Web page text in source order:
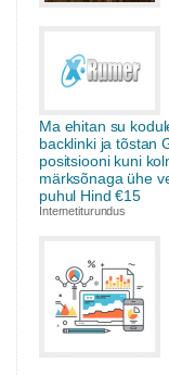
Ma ehitan su
backlinki ja tõstan
positsiooni kuni
märksõnaga ühe
puhul Hind €15
Internetiturundus